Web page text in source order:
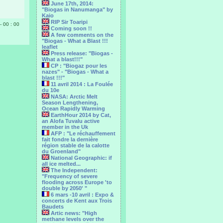
June 17th, 2014:
"Biogas in Nanumanga" by
Kaio
RIP Sir Toaripi
Coming soon !!
A few comments on the
"Biogas - What a Blast !!!
leaflet
Press release: "Biogas -
What a blast!!!"
CP : "Biogaz pour les
nazes" - "Biogas - What a
blast !!!"
11 avril 2014 : La Foulée
du 10e
NASA: Arctic Melt
Season Lengthening,
Ocean Rapidly Warming
EarthHour 2014 by Cat,
an Alofa Tuvalu active
member in the Uk
AFP : "Le réchauffement
fait fondre la dernière
région stable de la calotte
du Groenland"
National Geographic: if
all ice melted...
The Independent:
"Frequency of severe
flooding across Europe 'to
double by 2050' "
6 mars -10 avril : Expo &
concerts de Kent aux Trois
Baudets
Artic news: "High
methane levels over the
00 : 00